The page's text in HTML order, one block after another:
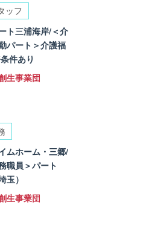
ッフ
ト三浦海岸/＜介
パート＞介護福
件あり
生事業団
ムホーム・三郷/
職員＞パート
玉）
生事業団